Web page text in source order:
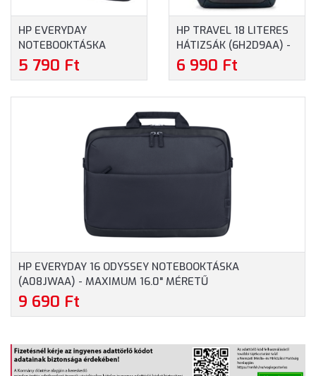
HP EVERYDAY
NOTEBOOKTÁSKA
(A08KGAA) - MAXIMUM
14" MÉRETŰ
5 790 Ft
HP TRAVEL 18 LITERES
HÁTIZSÁK (6H2D9AA) -
MAXIMUM 15.6"
MÉRETŰ
6 990 Ft
HP EVERYDAY 16 ODYSSEY NOTEBOOKTÁSKA
(A08JWAA) - MAXIMUM 16.0" MÉRETŰ
NOTEBOOKOKHOZ - SZÜRKE SZÍNBEN
9 690 Ft